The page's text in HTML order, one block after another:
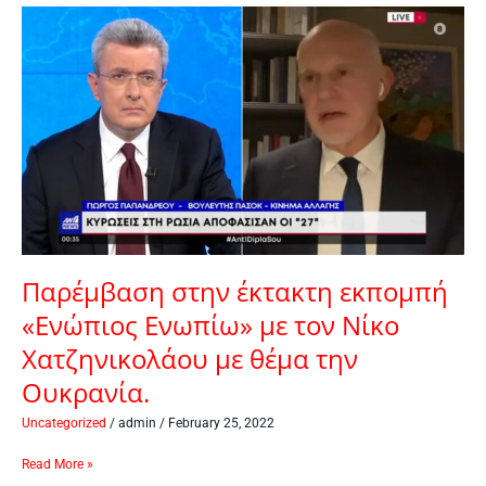
Παρέμβαση στην έκτακτη εκπομπή
«Ενώπιος Ενωπίω» με τον Νίκο
Χατζηνικολάου με θέμα την
Ουκρανία.
Uncategorized / admin / February 25, 2022
Παρέμβαση
έκτακτη
Ενωπίω»
με
τον
Χατζηνικολάου
με
θέμα
την
Ουκρανία.
Read More »